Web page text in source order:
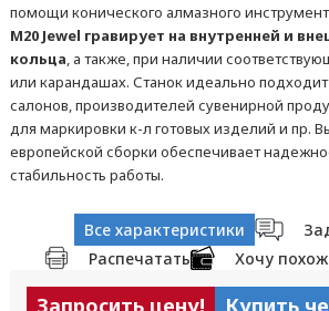
помощи конического алмазного
M20 Jewel гравирует на внутренней и
кольца, а также, при наличии
или карандашах. Станок идеально
салонов, производителей сувенирной
для маркировки к-л готовых изделий и пр.
европейской сборки обеспечивает
стабильность работы.
Все характеристики
Распечатать
Хочу
Запросить цену!
Купить